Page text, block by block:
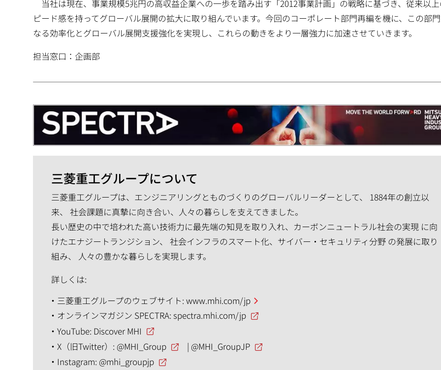
当社は現在、事業規模5兆円の高収益企業への一歩を踏み出す「2012事業計画」の戦略に基づき、従来以上
ピード感を持ってグローバル展開の拡大に取り組んでいます。今回のコーポレート部門再編を機に、この部
なる効率化とグローバル展開支援強化を実現し、これらの動きをより一層強力に加速させていきます。
担当窓口：企画部
三菱重工グループについて
三菱重工グループは、エンジニアリングとものづくりのグローバルリーダーとして、 1884年の創立以
来、 社会課題に真摯に向き合い、人々の暮らしを支えてきました。
長い歴史の中で培われた高い技術力に最先端の知見を取り入れ、カーボンニュートラル社会の実現 に向
けたエナジートランジション、 社会インフラのスマート化、サイバー・セキュリティ分野 の発展に取り
組み、 人々の豊かな暮らしを実現します。
詳しくは:
三菱重工グループのウェブサイト: www.mhi.com/jp
オンラインマガジン SPECTRA: spectra.mhi.com/jp
YouTube: Discover MHI
X（旧Twitter）: @MHI_Group | @MHI_GroupJP
Instagram: @mhi_groupjp